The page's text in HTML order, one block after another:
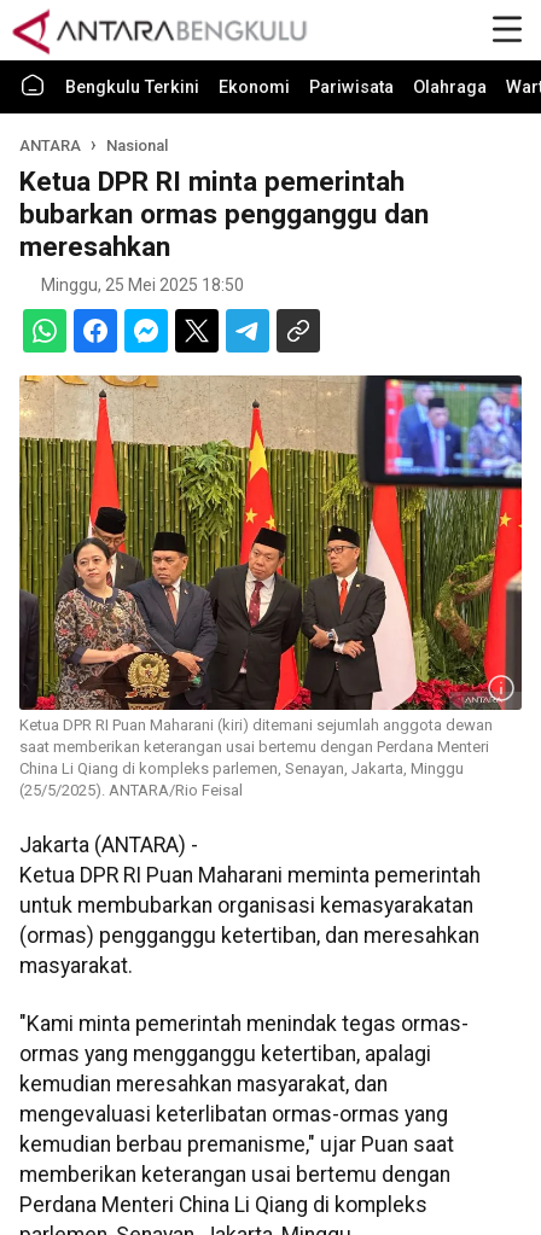
Bengkulu Terkini Ekonomi Pariwisata Olahraga
ANTARA Nasional
Ketua DPR RI minta pemerintah
bubarkan ormas pengganggu dan
meresahkan
Minggu, 25 Mei 2025 18:50
Ketua DPR RI Puan Maharani (kiri) ditemani sejumlah anggota dewan
saat memberikan keterangan usai bertemu dengan Perdana Menteri
China Li Qiang di kompleks parlemen, Senayan, Jakarta, Minggu
(25/5/2025). ANTARA/Rio Feisal
Jakarta (ANTARA) -
Ketua DPR RI Puan Maharani meminta pemerintah
untuk membubarkan organisasi kemasyarakatan
(ormas) pengganggu ketertiban, dan meresahkan
masyarakat.
"Kami minta pemerintah menindak tegas ormas-
ormas yang mengganggu ketertiban, apalagi
kemudian meresahkan masyarakat, dan
mengevaluasi keterlibatan ormas-ormas yang
kemudian berbau premanisme," ujar Puan saat
memberikan keterangan usai bertemu dengan
Perdana Menteri China Li Qiang di kompleks